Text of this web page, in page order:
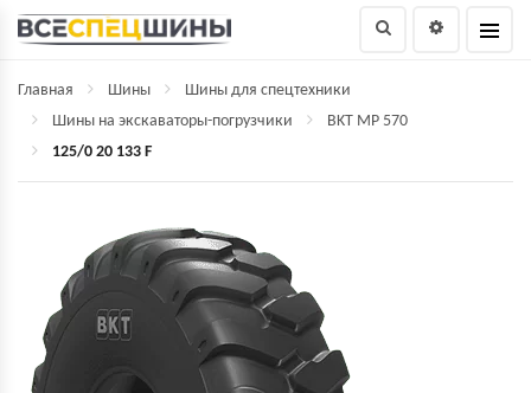
Главная Шины
Шины для спецтехники
Шины на экскаваторы-погрузчики
BKT MP 570
125/0 20 133 F